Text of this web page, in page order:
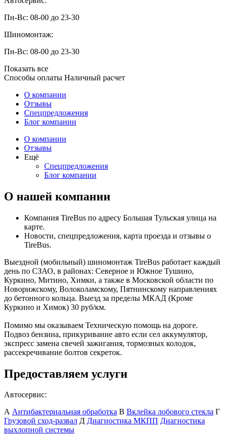
Пн-Вс: 08-00 до 23-30
Шиномонтаж:
Пн-Вс: 08-00 до 23-30
Показать все
Способы оплаты Наличный расчет
О компании
Отзывы
Спецпредложения
Блог компании
О компании
Отзывы
Ещё
Спецпредложения
Блог компании
О нашей компании
Компания TireBus по адресу Большая Тульская улица на
карте.
Новости, спецпредложения, карта проезда и отзывы о
TireBus.
Выездной (мобильный) шиномонтаж TireBus работает каждый
день по СЗАО, в районах: Северное и Южное Тушино,
Куркино, Митино, Химки, а также в Московской области по
Новорижскому, Волоколамскому, Пятнинскому направлениях
до бетонного кольца. Выезд за пределы МКАД (Кроме
Куркино и Химок) 30 руб/км.
Помимо мы оказываем Техническую помощь на дороге.
Подвоз бензина, прикуривание авто если сел аккумулятор,
экспресс замена свечей зажигания, тормозных колодок,
рассекречивание болтов секреток.
Предоставляем услуги
Автосервис:
А Антибактериальная обработка В Вклейка лобового стекла Г
Грузовой сход-развал Д Диагностика МКПП Диагностика
выхлопной системы